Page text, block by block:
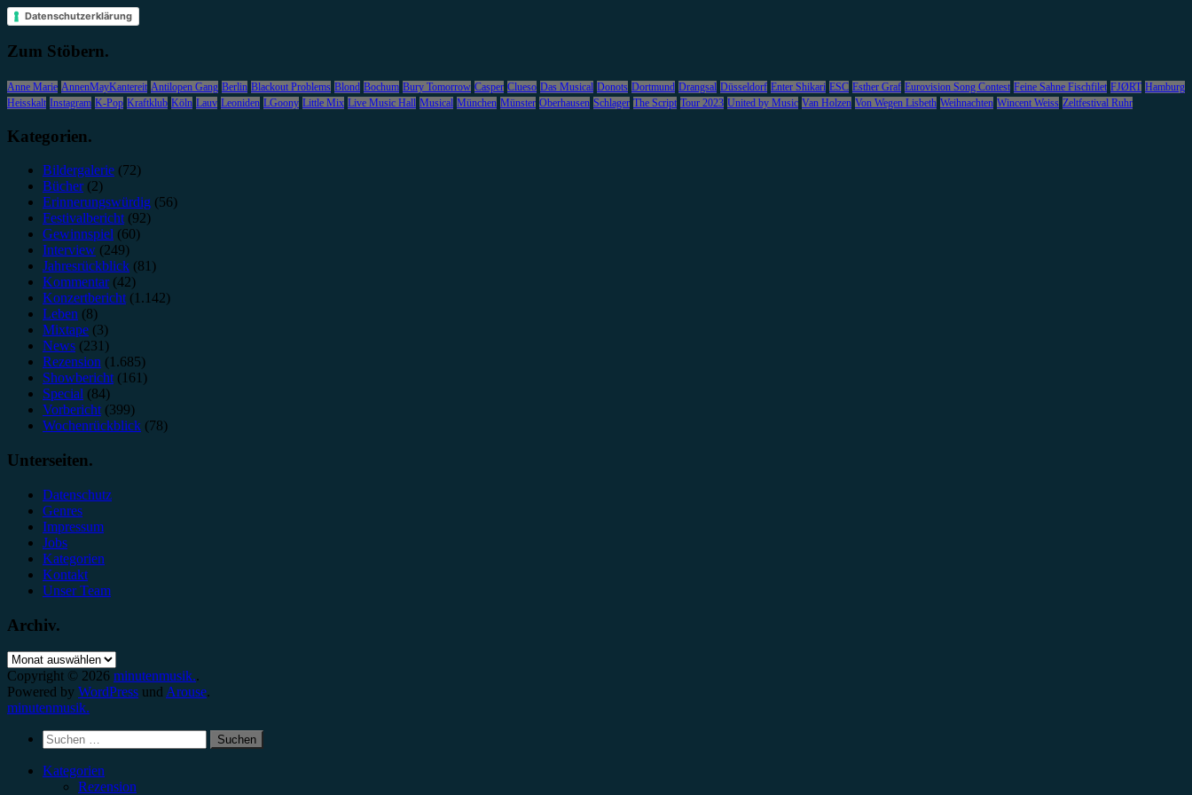
Datenschutzerklärung
Zum Stöbern.
Anne Marie AnnenMayKantereit Antilopen Gang Berlin Blackout Problems Blond Bochum Bury Tomorrow Casper Clueso Das Musical Donots Dortmund Drangsal Düsseldorf Enter Shikari ESC Esther Graf Eurovision Song Contest Feine Sahne Fischfilet FJØRT Hamburg
Heisskalt Instagram K-Pop Kraftklub Köln Lauv Leoniden LGoony Little Mix Live Music Hall Musical München Münster Oberhausen Schlager The Script Tour 2023 United by Music Van Holzen Von Wegen Lisbeth Weihnachten Wincent Weiss Zeltfestival Ruhr
Kategorien.
Bildergalerie (72)
Bücher(2)
Erinnerungswürdig (56)
Festivalbericht(92)
Gewinnspiel (60)
Interview (249)
Jahresrückblick (81)
Kommentar(42)
Konzertbericht(1.142)
Leben (8)
Mixtape (3)
News (231)
Rezension (1.685)
Showbericht(161)
Special (84)
Vorbericht(399)
Wochenrückblick (78)
Unterseiten.
Datenschutz
Genres
Impressum
Jobs
Kategorien
Kontakt
Unser Team
Archiv.
Archiv.
Copyright © 2026 minutenmusik..
Powered by WordPress und Arouse.
minutenmusik.
Suchen
nach:
Kategorien
Rezension